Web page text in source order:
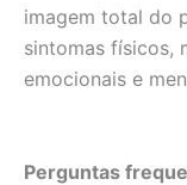
imagem total do
sintomas físicos,
emocionais e
Perguntas